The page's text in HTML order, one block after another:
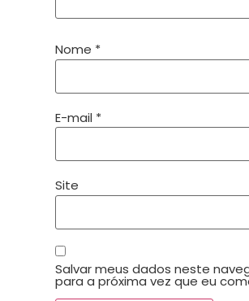
Nome *
E-mail *
Site
Salvar meus dados neste
para a próxima vez que eu